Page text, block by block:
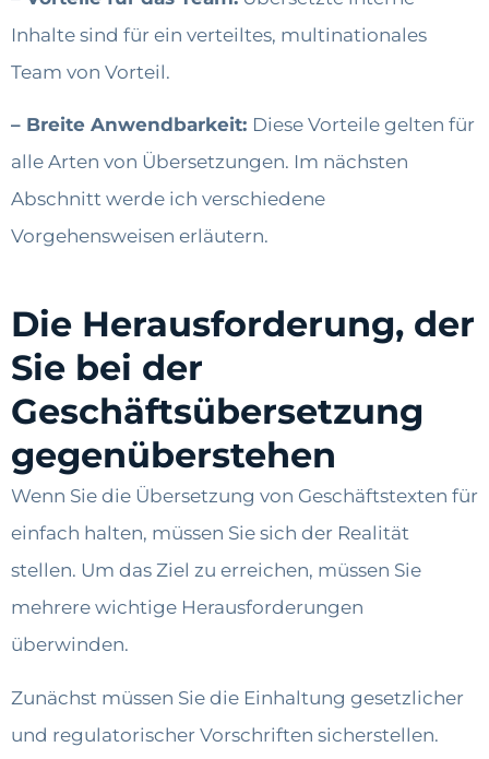
Inhalte sind für ein verteiltes, multinationales
Team von Vorteil.
– Breite Anwendbarkeit: Diese Vorteile gelten für
alle Arten von Übersetzungen. Im nächsten
Abschnitt werde ich verschiedene
Vorgehensweisen erläutern.
Die Herausforderung, der
Sie bei der
Geschäftsübersetzung
gegenüberstehen
Wenn Sie die Übersetzung von Geschäftstexten für
einfach halten, müssen Sie sich der Realität
stellen. Um das Ziel zu erreichen, müssen Sie
mehrere wichtige Herausforderungen
überwinden.
Zunächst müssen Sie die Einhaltung gesetzlicher
und regulatorischer Vorschriften sicherstellen.